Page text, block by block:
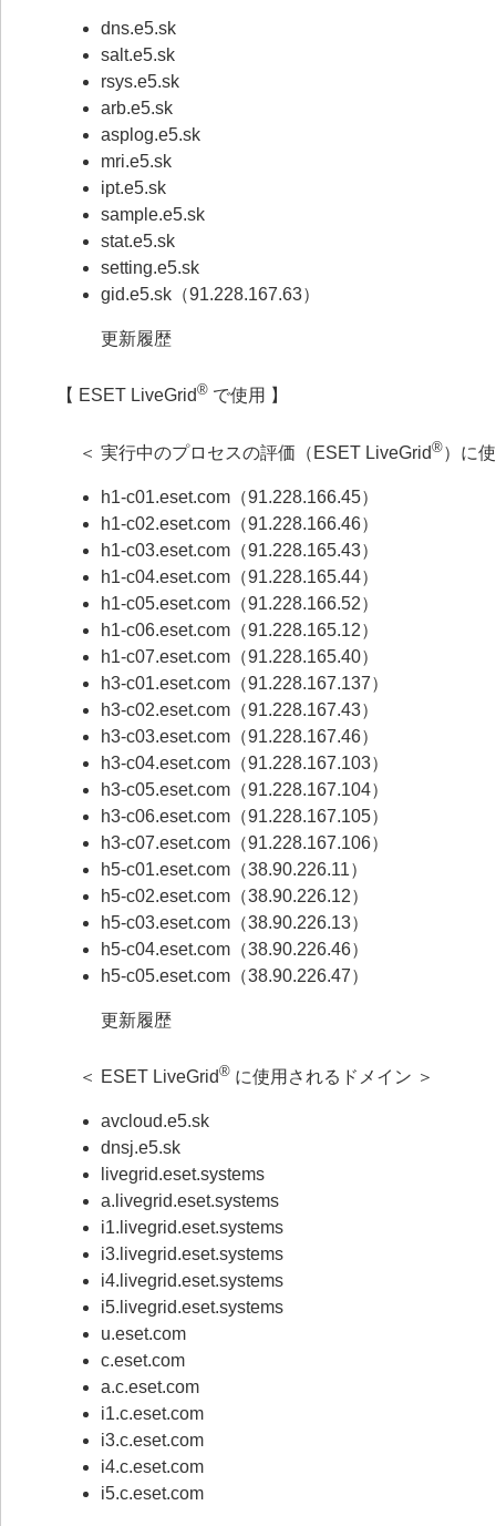
dns.e5.sk
salt.e5.sk
rsys.e5.sk
arb.e5.sk
asplog.e5.sk
mri.e5.sk
ipt.e5.sk
sample.e5.sk
stat.e5.sk
setting.e5.sk
gid.e5.sk（91.228.167.63）
更新履歴
【 ESET LiveGrid® で使用 】
＜ 実行中のプロセスの評価（ESET LiveGrid®）に
h1-c01.eset.com（91.228.166.45）
h1-c02.eset.com（91.228.166.46）
h1-c03.eset.com（91.228.165.43）
h1-c04.eset.com（91.228.165.44）
h1-c05.eset.com（91.228.166.52）
h1-c06.eset.com（91.228.165.12）
h1-c07.eset.com（91.228.165.40）
h3-c01.eset.com（91.228.167.137）
h3-c02.eset.com（91.228.167.43）
h3-c03.eset.com（91.228.167.46）
h3-c04.eset.com（91.228.167.103）
h3-c05.eset.com（91.228.167.104）
h3-c06.eset.com（91.228.167.105）
h3-c07.eset.com（91.228.167.106）
h5-c01.eset.com（38.90.226.11）
h5-c02.eset.com（38.90.226.12）
h5-c03.eset.com（38.90.226.13）
h5-c04.eset.com（38.90.226.46）
h5-c05.eset.com（38.90.226.47）
更新履歴
＜ ESET LiveGrid® に使用されるドメイン ＞
avcloud.e5.sk
dnsj.e5.sk
livegrid.eset.systems
a.livegrid.eset.systems
i1.livegrid.eset.systems
i3.livegrid.eset.systems
i4.livegrid.eset.systems
i5.livegrid.eset.systems
u.eset.com
c.eset.com
a.c.eset.com
i1.c.eset.com
i3.c.eset.com
i4.c.eset.com
i5.c.eset.com